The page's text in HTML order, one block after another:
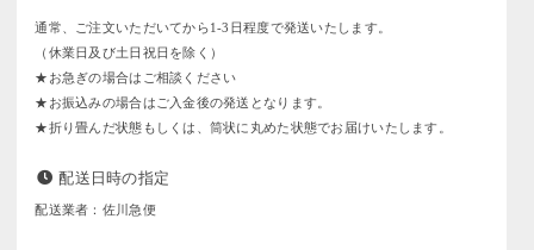
通常、ご注文いただいてから1-3日程度で発送いたします。
（休業日及び土日祝日を除く）
★お急ぎの場合はご相談ください
★お振込みの場合はご入金後の発送となります。
★折り畳んだ状態もしくは、筒状に丸めた状態でお届けいたします。
配送日時の指定
配送業者：佐川急便